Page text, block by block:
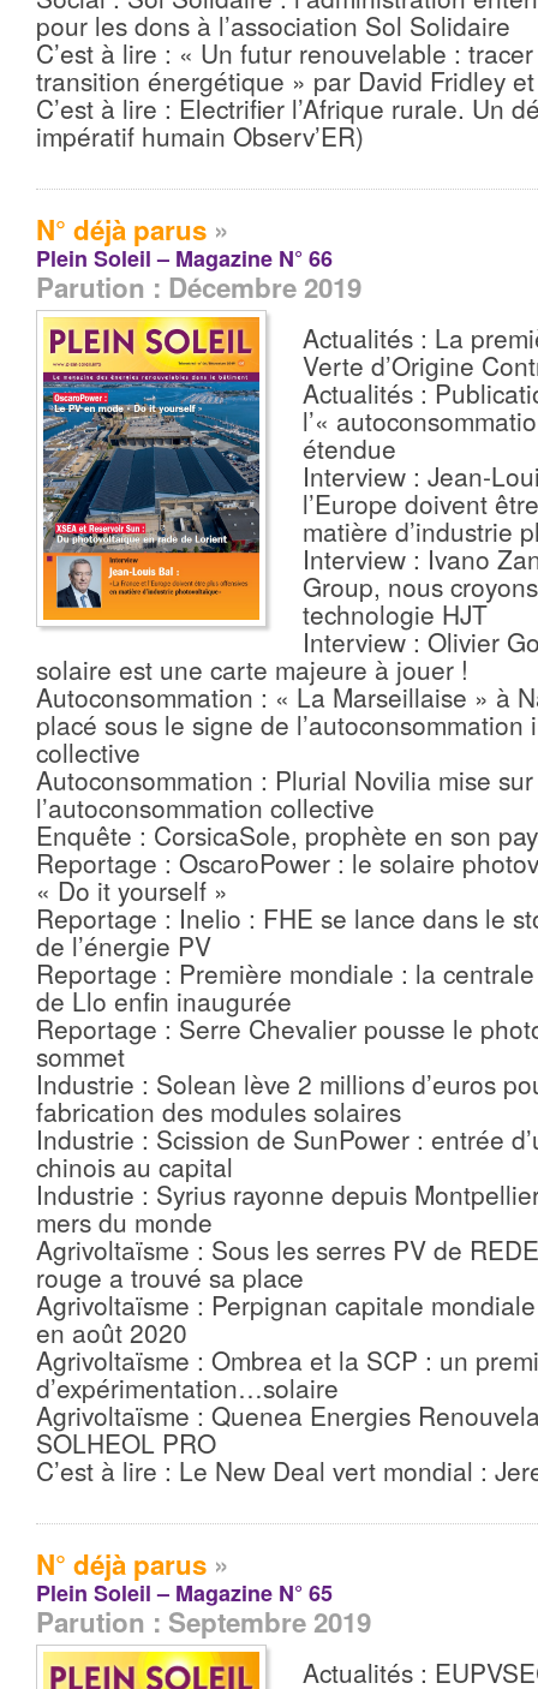
pour les dons à l’association Sol Solidaire
C’est à lire : « Un futur renouvelable :
transition énergétique » par David Fridley
C’est à lire : Electrifier l’Afrique rurale. Un
impératif humain Observ’ER)
N° déjà parus »
Plein Soleil – Magazine N° 66
Parution : Décembre 2019
Actualités : La
Verte d’Origine
Actualités :
l’«
étendue
Interview : Jean-
l’Europe doivent
matière d’industrie
Interview : Ivano
Group, nous
technologie HJT
Interview : Olivier
solaire est une carte majeure à jouer !
Autoconsommation : « La Marseillaise » à
placé sous le signe de l’autoconsommation
collective
Autoconsommation : Plurial Novilia mise sur
l’autoconsommation collective
Enquête : CorsicaSole, prophète en son
Reportage : OscaroPower : le solaire
« Do it yourself »
Reportage : Inelio : FHE se lance dans le
de l’énergie PV
Reportage : Première mondiale : la
de Llo enfin inaugurée
Reportage : Serre Chevalier pousse le
sommet
Industrie : Solean lève 2 millions d’euros
fabrication des modules solaires
Industrie : Scission de SunPower : entrée
chinois au capital
Industrie : Syrius rayonne depuis
mers du monde
Agrivoltaïsme : Sous les serres PV de
rouge a trouvé sa place
Agrivoltaïsme : Perpignan capitale
en août 2020
Agrivoltaïsme : Ombrea et la SCP : un
d’expérimentation…solaire
Agrivoltaïsme : Quenea Energies
SOLHEOL PRO
C’est à lire : Le New Deal vert mondial :
N° déjà parus »
Plein Soleil – Magazine N° 65
Parution : Septembre 2019
Actualités :